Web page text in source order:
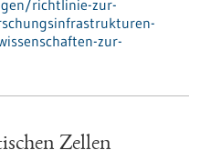
richtlinie-zur-
zur-
Zellen